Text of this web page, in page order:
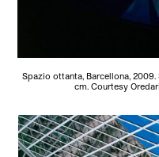
Spazio ottanta, Barcellona,
cm. Courtesy